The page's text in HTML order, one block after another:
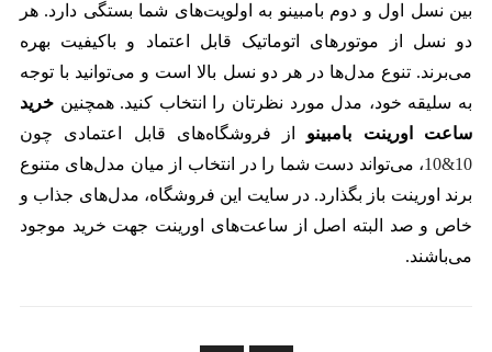
بین نسل اول و دوم بامبینو به اولویت‌های شما بستگی دارد. هر
دو نسل از موتورهای اتوماتیک قابل اعتماد و باکیفیت بهره
می‌برند. تنوع مدل‌ها در هر دو نسل بالا است و می‌توانید با توجه
به سلیقه خود، مدل مورد نظرتان را انتخاب کنید. همچنینخرید
ساعت
اورینت بامبینو از فروشگاه‌های قابل اعتمادی چون
10&10
، می‌تواند دست شما را در انتخاب از میان مدل‌های متنوع
برند اورینت باز بگذارد. در سایت این فروشگاه، مدل‌های جذاب و
خاص و صد البته اصل از ساعت‌های اورینت جهت خرید موجود
می‌باشند.